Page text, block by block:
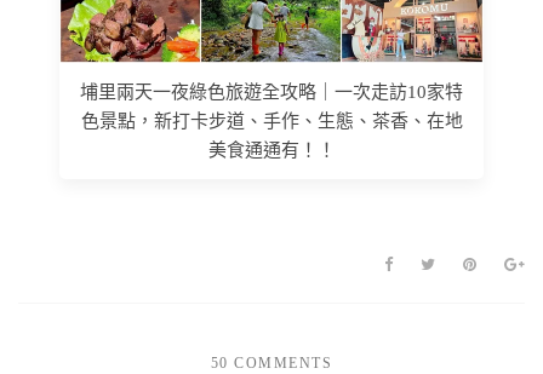
埔里兩天一夜綠色旅遊全攻略｜一次走訪10家特
色景點，新打卡步道、手作、生態、茶香、在地
美食通通有！！
50 COMMENTS